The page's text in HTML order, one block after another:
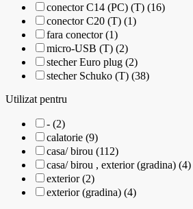
conector C14 (PC) (T) (16)
conector C20 (T) (1)
fara conector (1)
micro-USB (T) (2)
stecher Euro plug (2)
stecher Schuko (T) (38)
Utilizat pentru
- (2)
calatorie (9)
casa/ birou (112)
casa/ birou , exterior (gradina) (4)
exterior (2)
exterior (gradina) (4)